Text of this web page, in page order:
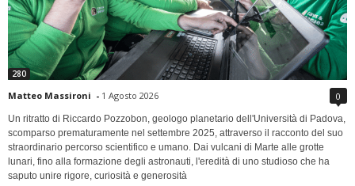
280
Matteo Massironi - 1 Agosto 2026 0
Un ritratto di Riccardo Pozzobon, geologo planetario dell'Università di Padova,
scomparso prematuramente nel settembre 2025, attraverso il racconto del suo
straordinario percorso scientifico e umano. Dai vulcani di Marte alle grotte
lunari, fino alla formazione degli astronauti, l'eredità di uno studioso che ha
saputo unire rigore, curiosità e generosità